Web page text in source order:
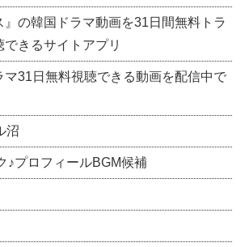
』の韓国ドラマ動画を31日間無料トラ
きるサイトアプリ
マ31日無料視聴できる動画を配信中で
沼
♪プロフィールBGM候補